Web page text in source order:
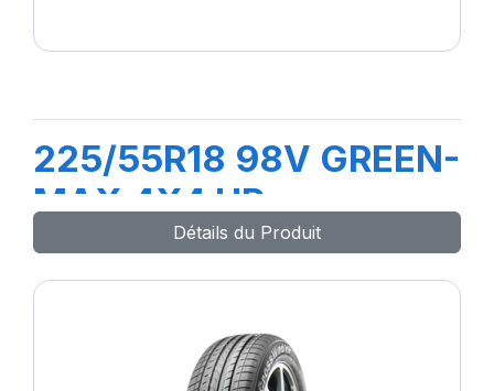
225/55R18 98V GREEN-
MAX 4X4 HP
Détails du Produit